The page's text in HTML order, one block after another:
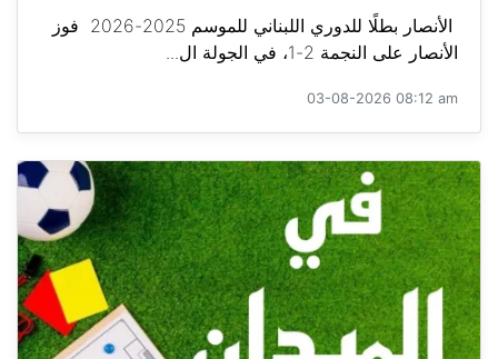
الأنصار بطلًا للدوري اللبناني للموسم 2025-2026 فوز
الأنصار على النجمة 2-1، في الجولة ال...
03-08-2026 08:12 am